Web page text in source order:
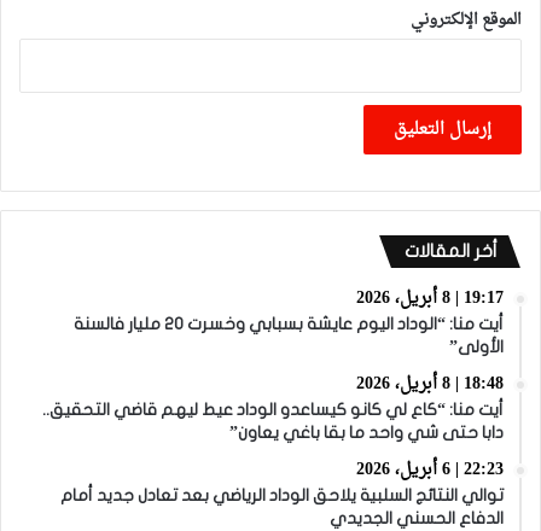
الموقع الإلكتروني
أخر المقالات
19:17 | 8 أبريل، 2026
أيت منا: “الوداد اليوم عايشة بسبابي وخسرت 20 مليار فالسنة
الأولى”
18:48 | 8 أبريل، 2026
أيت منا: “كاع لي كانو كيساعدو الوداد عيط ليهم قاضي التحقيق..
دابا حتى شي واحد ما بقا باغي يعاون”
22:23 | 6 أبريل، 2026
توالي النتائج السلبية يلاحق الوداد الرياضي بعد تعادل جديد أمام
الدفاع الحسني الجديدي